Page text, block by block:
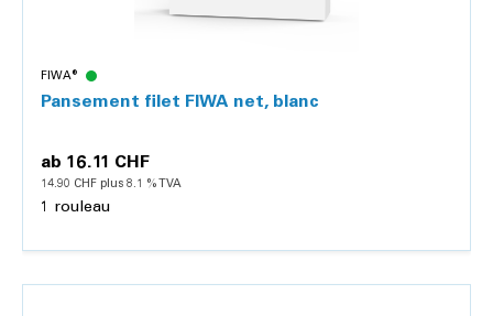
FIWA®
Pansement filet FIWA net, blanc
ab 16.11 CHF
14.90 CHF plus 8.1 % TVA
1 rouleau